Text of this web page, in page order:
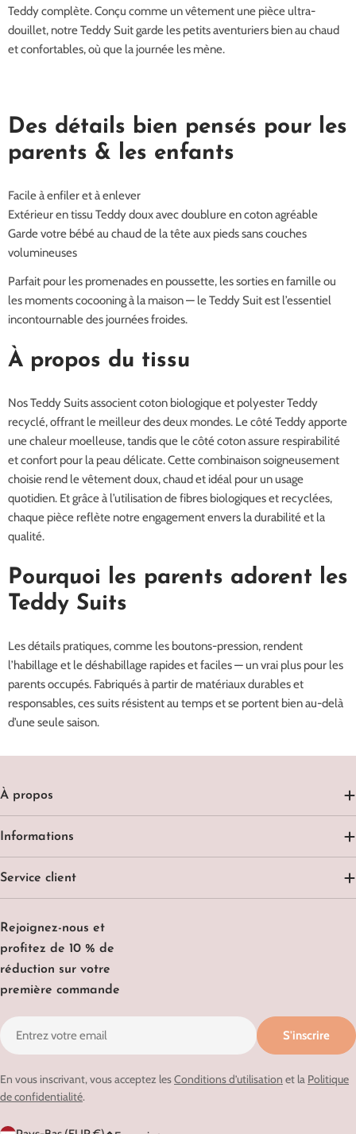
Teddy complète. Conçu comme un vêtement une pièce ultra-
douillet, notre Teddy Suit garde les petits aventuriers bien au chaud
et confortables, où que la journée les mène.
Des détails bien pensés pour les
parents & les enfants
Facile à enfiler et à enlever
Extérieur en tissu Teddy doux avec doublure en coton agréable
Garde votre bébé au chaud de la tête aux pieds sans couches
volumineuses
Parfait pour les promenades en poussette, les sorties en famille ou
les moments cocooning à la maison — le Teddy Suit est l’essentiel
incontournable des journées froides.
À propos du tissu
Nos Teddy Suits associent coton biologique et polyester Teddy
recyclé, offrant le meilleur des deux mondes. Le côté Teddy apporte
une chaleur moelleuse, tandis que le côté coton assure respirabilité
et confort pour la peau délicate. Cette combinaison soigneusement
choisie rend le vêtement doux, chaud et idéal pour un usage
quotidien. Et grâce à l’utilisation de fibres biologiques et recyclées,
chaque pièce reflète notre engagement envers la durabilité et la
qualité.
Pourquoi les parents adorent les
Teddy Suits
Les détails pratiques, comme les boutons-pression, rendent
l’habillage et le déshabillage rapides et faciles — un vrai plus pour les
parents occupés. Fabriqués à partir de matériaux durables et
responsables, ces suits résistent au temps et se portent bien au-delà
d’une seule saison.
Rejoignez-nous et
profitez de 10 % de
réduction sur votre
première commande
E-
mail
S'inscrire
En vous inscrivant, vous acceptez lesConditions d’utilisation et la Politique
de confidentialité.
À propos
Informations
Service client